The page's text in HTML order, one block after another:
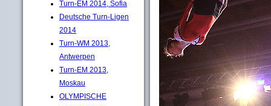
Turn-EM 2014, Sofia
Deutsche Turn-Ligen
2014
Turn-WM 2013,
Antwerpen
Turn-EM 2013,
Moskau
OLYMPISCHE